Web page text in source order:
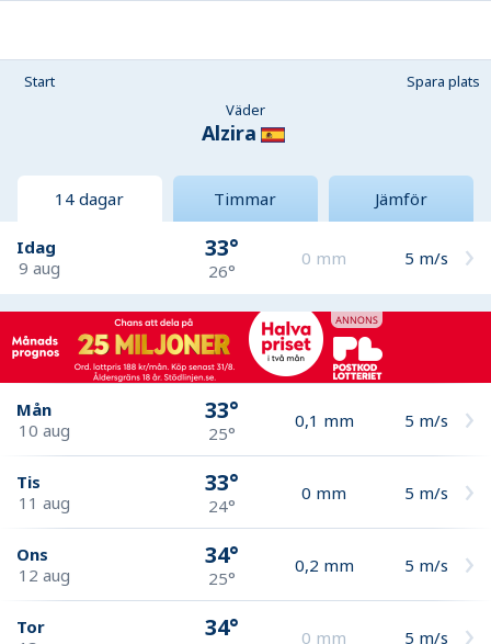
Start
Spara plats
Väder
Alzira
14 dagar Timmar Jämför
Idag
9 aug
33°
26°
0 mm 5 m/s
Mån
10 aug
33°
25°
0,1 mm 5 m/s
Tis
11 aug
33°
24°
0 mm 5 m/s
Ons
12 aug
34°
25°
0,2 mm 5 m/s
Tor
34° 0 mm 5 m/s